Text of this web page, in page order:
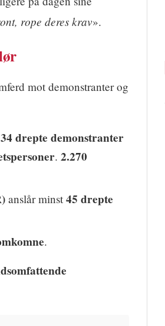
rope deres krav».
mot demonstranter og
34 drepte demonstranter
. 2.270
anslår minst 45 drepte
.